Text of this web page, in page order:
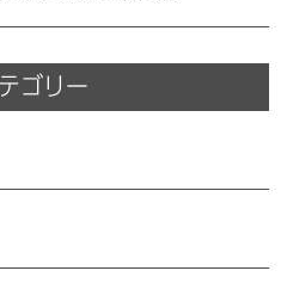
ゴリー